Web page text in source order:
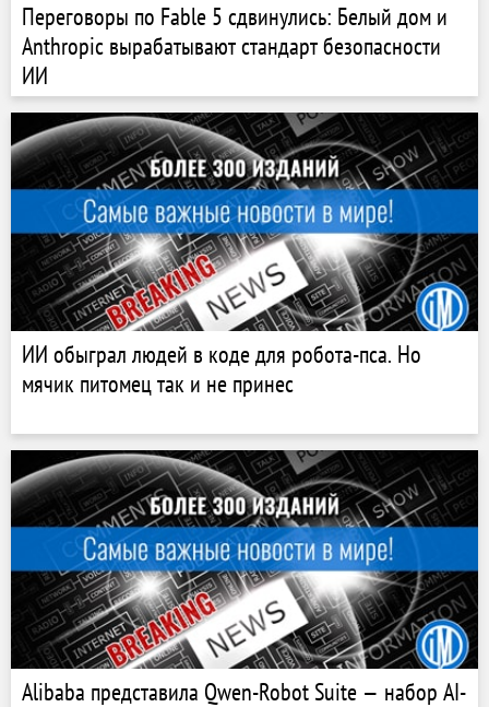
Переговоры по Fable 5 сдвинулись: Белый дом и
Anthropic вырабатывают стандарт безопасности
ИИ
ИИ обыграл людей в коде для робота-пса. Но
мячик питомец так и не принес
Alibaba представила Qwen-Robot Suite — набор AI-